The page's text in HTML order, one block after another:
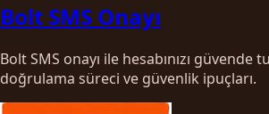
Bolt SMS Onayı
Bolt SMS onayı ile hesabınızı güvende
doğrulama süreci ve güvenlik ipuçları.